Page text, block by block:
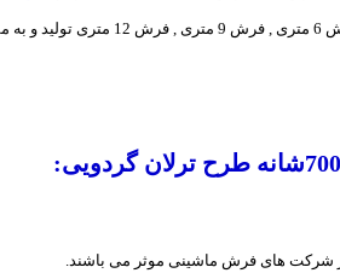
.
شرکت های فرش ماشینی موثر می باشند.